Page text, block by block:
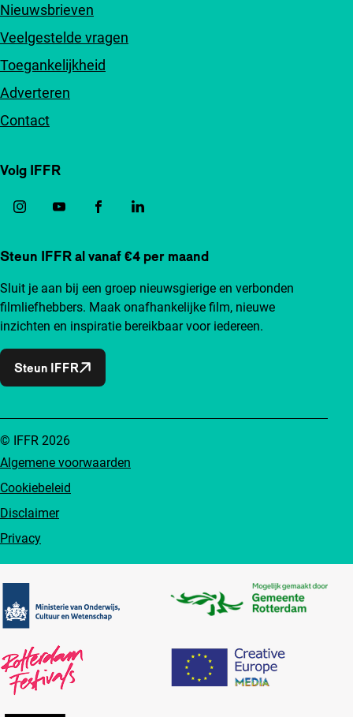
Nieuwsbrieven
Veelgestelde vragen
Toegankelijkheid
Adverteren
Contact
Volg IFFR
Steun IFFR al vanaf €4 per maand
Sluit je aan bij een groep nieuwsgierige en verbonden
filmliefhebbers. Maak onafhankelijke film, nieuwe
inzichten en inspiratie bereikbaar voor iedereen.
Steun IFFR
Algemene voorwaarden
Cookiebeleid
Disclaimer
Privacy
© IFFR 2026